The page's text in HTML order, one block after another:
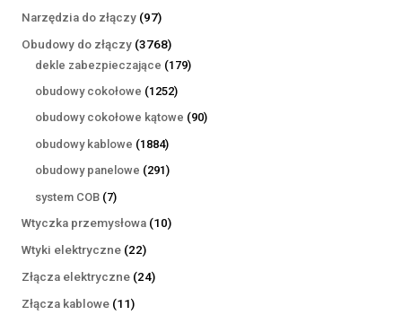
Narzędzia do złączy 9797
produktów
Obudowy do złączy 37683768
produktów
dekle zabezpieczające 179179
obudowy cokołowe 12521252
produkty
obudowy cokołowe kątowe 9090
obudowy kablowe 18841884
produkty
obudowy panelowe 291291
system COB 77
produktów
Wtyczka przemysłowa 1010
Wtyki elektryczne 2222
produkty
Złącza elektryczne 2424
Złącza kablowe 1111